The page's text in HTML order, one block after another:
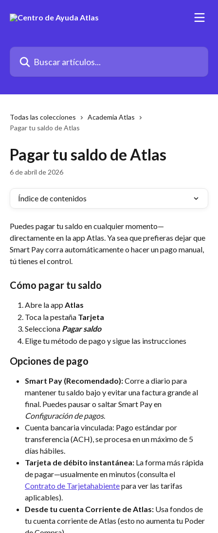
Buscar artículos...
Todas las colecciones
Academia Atlas
Pagar tu saldo de Atlas
Pagar tu saldo de Atlas
6 de abril de 2026
Índice de contenidos
Puedes pagar tu saldo en cualquier momento—
directamente en la app Atlas. Ya sea que prefieras dejar que
Smart Pay corra automáticamente o hacer un pago manual,
tú tienes el control.
Cómo pagar tu saldo
Abre la app Atlas
Toca la pestaña Tarjeta
Selecciona Pagar saldo
Elige tu método de pago y sigue las instrucciones
Opciones de pago
Smart Pay (Recomendado): Corre a diario para
mantener tu saldo bajo y evitar una factura grande al
final. Puedes pausar o saltar Smart Pay en
Configuración de pagos.
Cuenta bancaria vinculada: Pago estándar por
transferencia (ACH), se procesa en un máximo de 5
días hábiles.
Tarjeta de débito instantánea: La forma más rápida
de pagar—usualmente en minutos (consulta el
Contrato de Tarjetahabiente para ver las tarifas
aplicables).
Desde tu cuenta Corriente de Atlas: Usa fondos de
tu cuenta corriente de Atlas (esto no aumenta tu Poder